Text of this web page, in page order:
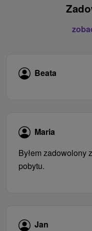
Beata
Maria
Byłem zadowolony
pobytu.
Jan